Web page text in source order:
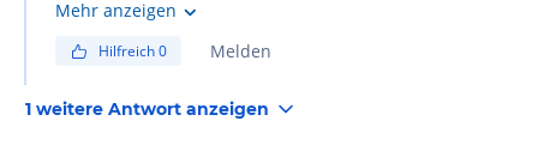
Mehr anzeigen
Hilfreich0 Melden
1 weitere Antwort anzeigen